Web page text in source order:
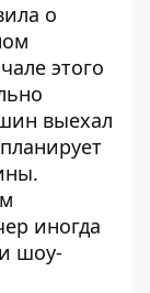
о
этого
выехал
иногда
шоу-